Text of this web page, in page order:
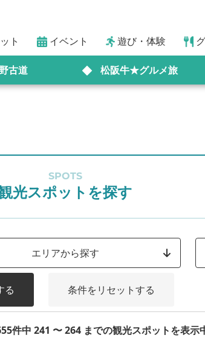
ト イベント 遊び・体験
古道 松阪牛★グルメ旅
SPOTS
光スポットを探す
エリアから探す
る 条件をリセットする
件中 241 〜 264 までの観光スポットを表示